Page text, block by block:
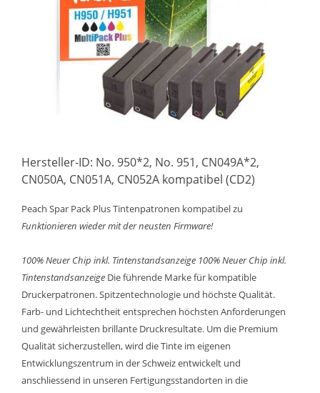
Hersteller-ID: No. 950*2, No. 951, CN049A*2,
CN050A, CN051A, CN052A kompatibel (CD2)
Peach Spar Pack Plus Tintenpatronen kompatibel zu
Funktionieren wieder mit der neusten Firmware!
100% Neuer Chip inkl. Tintenstandsanzeige 100% Neuer Chip inkl.
Tintenstandsanzeige Die führende Marke für kompatible
Druckerpatronen. Spitzentechnologie und höchste Qualität.
Farb- und Lichtechtheit entsprechen höchsten Anforderungen
und gewährleisten brillante Druckresultate. Um die Premium
Qualität sicherzustellen, wird die Tinte im eigenen
Entwicklungszentrum in der Schweiz entwickelt und
anschliessend in unseren Fertigungsstandorten in die